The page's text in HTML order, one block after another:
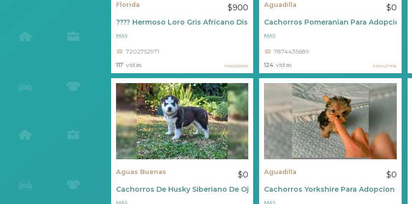
Florida $900
???? Hermoso Loro Gris Africano Disponible ????
7202752971
MAS
117 vistas PR62008239
Aguadilla $0
Cachorros Pomeranian Para Adopcion
7874435689
MAS
124 vistas PR61427996
Aguas Buenas $0
Cachorros De Husky Siberiano De Ojos Azules En Adopción.
Aguadilla $0
Cachorros Yorkshire Para Adopcion